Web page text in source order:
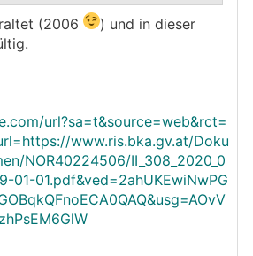
(2006
) und in dieser
url?sa=t&source=web&rct=
www.ris.bka.gv.at/Doku
NOR40224506/II_308_2020_0
01-01.pdf&ved=2ahUKEwiNwPG